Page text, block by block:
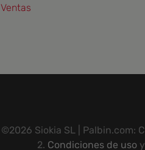
Ventas
©2026 Siokia SL | Palbin.com:
2. Condiciones de uso y